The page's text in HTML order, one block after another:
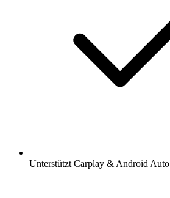
Unterstützt Carplay & Android Auto